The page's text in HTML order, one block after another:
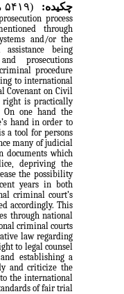
چکیده:
process
through
and/or the
assistance being
prosecutions
procedure
to international
Covenant on Civil
right is practically
On one hand the
hand in order to
is a tool for persons
many of judicial
documents which
depriving the
the possibility
years in both
criminal court’s
accordingly. This
through national
criminal courts
law regarding
to legal counsel
and establishing a
and criticize the
to the international
standards of fair trial.